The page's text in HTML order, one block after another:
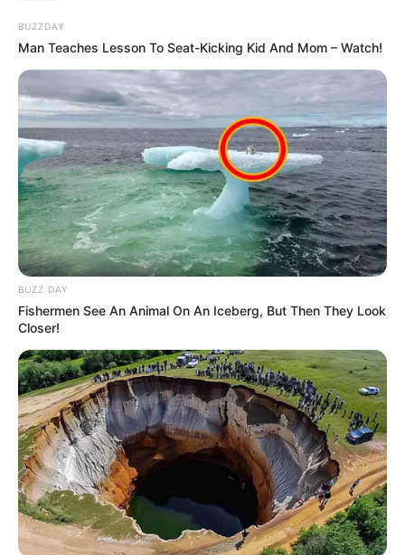
BUZZDAY
Man Teaches Lesson To Seat-Kicking Kid And Mom – Watch!
BUZZ DAY
Fishermen See An Animal On An Iceberg, But Then They Look
Closer!